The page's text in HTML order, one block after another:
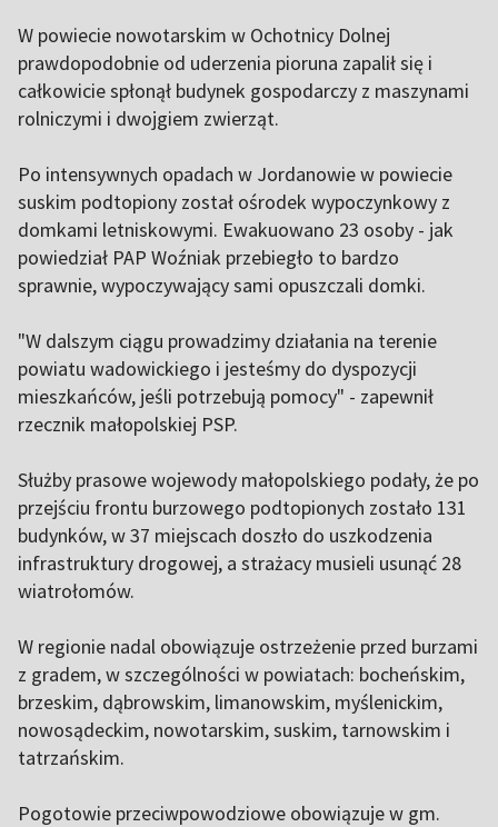
W powiecie nowotarskim w Ochotnicy Dolnej
prawdopodobnie od uderzenia pioruna zapalił się i
całkowicie spłonął budynek gospodarczy z maszynami
rolniczymi i dwojgiem zwierząt.
Po intensywnych opadach w Jordanowie w powiecie
suskim podtopiony został ośrodek wypoczynkowy z
domkami letniskowymi. Ewakuowano 23 osoby - jak
powiedział PAP Woźniak przebiegło to bardzo
sprawnie, wypoczywający sami opuszczali domki.
"W dalszym ciągu prowadzimy działania na terenie
powiatu wadowickiego i jesteśmy do dyspozycji
mieszkańców, jeśli potrzebują pomocy" - zapewnił
rzecznik małopolskiej PSP.
Służby prasowe wojewody małopolskiego podały, że po
przejściu frontu burzowego podtopionych zostało 131
budynków, w 37 miejscach doszło do uszkodzenia
infrastruktury drogowej, a strażacy musieli usunąć 28
wiatrołomów.
W regionie nadal obowiązuje ostrzeżenie przed burzami
z gradem, w szczególności w powiatach: bocheńskim,
brzeskim, dąbrowskim, limanowskim, myślenickim,
nowosądeckim, nowotarskim, suskim, tarnowskim i
tatrzańskim.
Pogotowie przeciwpowodziowe obowiązuje w gm.